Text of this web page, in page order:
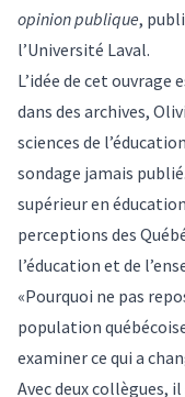
opinion publique,
l’Université Laval.
L’idée de cet ouvrage
dans des archives,
sciences de
sondage jamais
supérieur en
perceptions des
l’éducation et de
«Pourquoi ne pas
population
examiner ce qui a
Avec deux collègues,